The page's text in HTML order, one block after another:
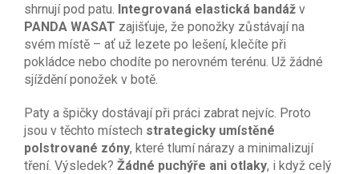
shrnují pod patu. Integrovaná elastická bandáž v
PANDA WASAT zajišťuje, že ponožky zůstávají na
svém místě – ať už lezete po lešení, klečíte při
pokládce nebo chodíte po nerovném terénu. Už žádné
sjíždění ponožek v botě.
Paty a špičky dostávají při práci zabrat nejvíc. Proto
jsou v těchto místech strategicky umístěné
polstrované zóny, které tlumí nárazy a minimalizují
tření. Výsledek? Žádné puchýře ani otlaky, i když celý